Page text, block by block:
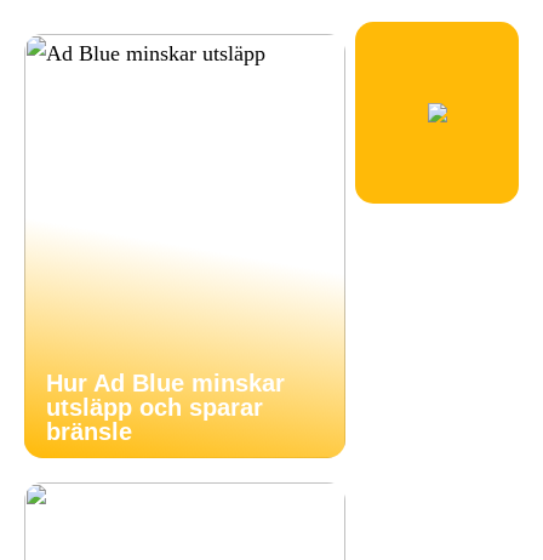
Hur Ad Blue minskar
utsläpp och sparar
bränsle